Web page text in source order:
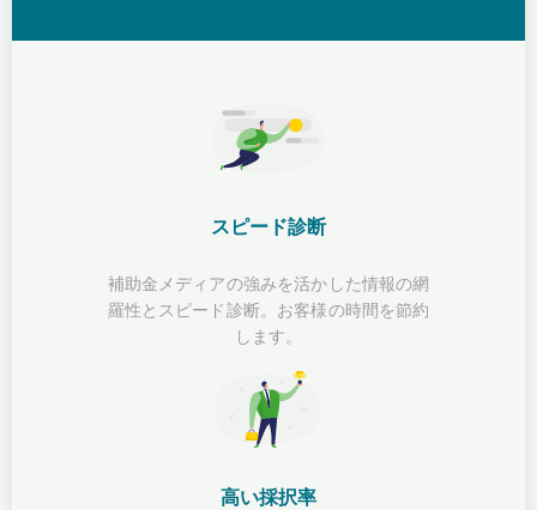
スピード診断
補助金メディアの強みを活かした情報の網
羅性とスピード診断。お客様の時間を節約
します。
高い採択率